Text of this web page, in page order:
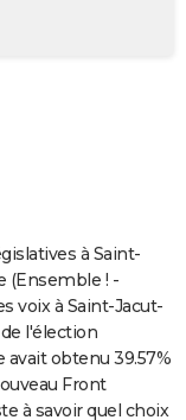
à Saint-
(Ensemble ! -
voix à Saint-Jacut-
l'élection
obtenu 39.57%
Front
à savoir quel choix